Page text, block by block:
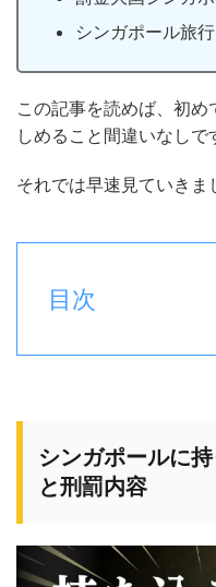
シンガポール旅
この記事を読めば、初
しめること間違いなしで
それでは早速見ていきま
目次
シンガポールに
と刑罰内容